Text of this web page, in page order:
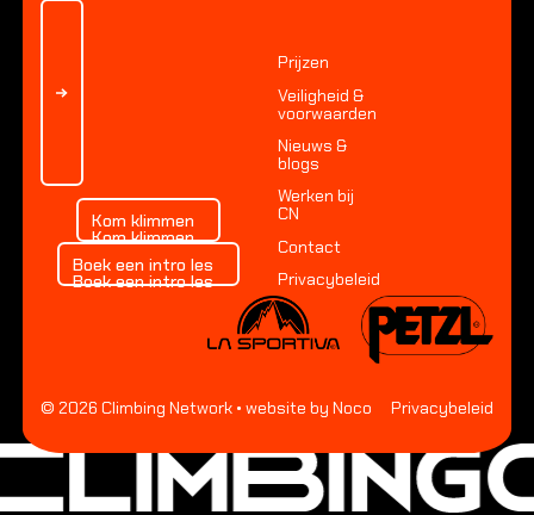
Kom klimmen
Kom klimmen
Kom klimmen
Boek een intro les
Boek een intro les
Boek een intro les
Prijzen
Veiligheid &
voorwaarden
Nieuws &
blogs
Werken bij
CN
Contact
Privacybeleid
© 2026 Climbing Network• website by Noco Privacybeleid